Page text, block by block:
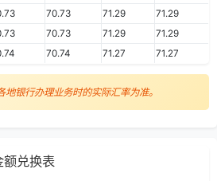
70.73 71.29
71.29
70.73 71.29
71.29
70.74 71.27 71.27
银行办理业务时的实际汇率为准。
额兑换表